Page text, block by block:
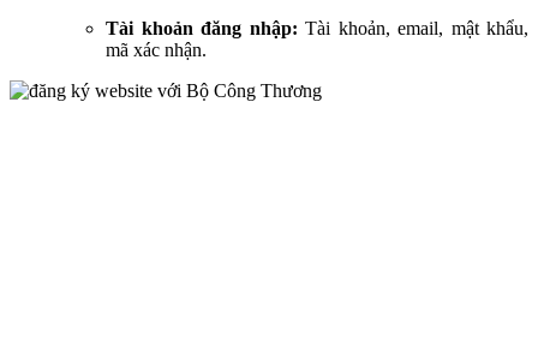
Tài khoản đăng nhập: Tài khoản, email, mật khẩu,
mã xác nhận.